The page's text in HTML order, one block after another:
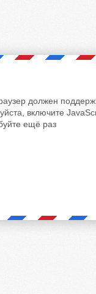
должен
включите
ещё раз